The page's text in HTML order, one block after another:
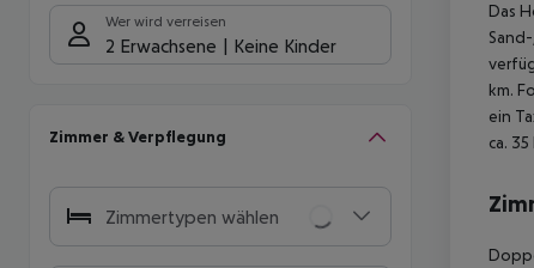
Wer wird verreisen
2 Erwachsene Keine Kinder
Zimmer & Verpflegung
Zimmertypen wählen
Das
km.
ein
ca.